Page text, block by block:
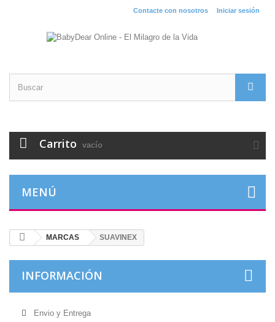
Iniciar sesión
Contacte con nosotros
Carrito vacío
MENÚ
MARCAS SUAVINEX
INFORMACIÓN
Envio y Entrega